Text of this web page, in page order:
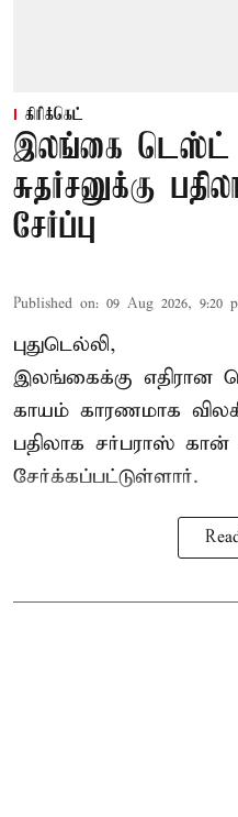
கிரிக்கெட்
இலங்கை டெஸ்ட்
சுதர்சனுக்கு
சேர்ப்பு
Published on: 09 Aug 2026, 9:20
புதுடெல்லி,
இலங்கைக்கு எதிரான
காயம் காரணமாக
பதிலாக சர்பராஸ் கான்
சேர்க்கப்பட்டுள்ளார்.